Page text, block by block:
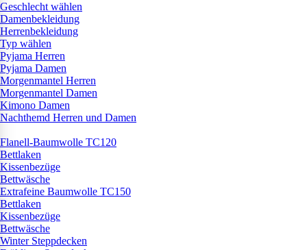
Geschlecht wählen
Damenbekleidung
Herrenbekleidung
Typ wählen
Pyjama Herren
Pyjama Damen
Morgenmantel Herren
Morgenmantel Damen
Kimono Damen
Nachthemd Herren und Damen
Flanell-Baumwolle TC120
Bettlaken
Kissenbezüge
Bettwäsche
Extrafeine Baumwolle TC150
Bettlaken
Kissenbezüge
Bettwäsche
Winter Steppdecken